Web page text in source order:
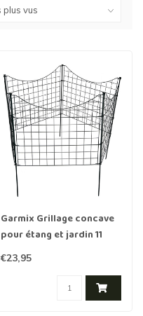
Garmix Grillage concave
pour étang et jardin 11
pièces 71x53cm 6X6cm
noir
€23,95